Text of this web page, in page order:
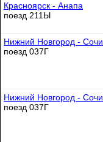
Красноярск - Анапа
поезд 211Ы
Нижний Новгород - Сочи
поезд 037Г
Нижний Новгород - Сочи
поезд 037Г